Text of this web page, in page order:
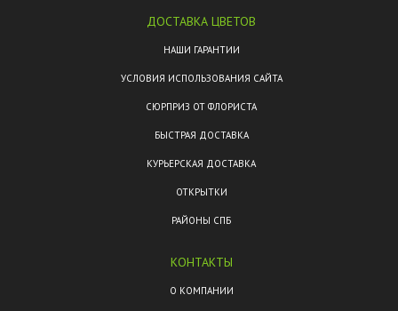
ДОСТАВКА ЦВЕТОВ
НАШИ ГАРАНТИИ
УСЛОВИЯ ИСПОЛЬЗОВАНИЯ САЙТА
СЮРПРИЗ ОТ ФЛОРИСТА
БЫСТРАЯ ДОСТАВКА
КУРЬЕРСКАЯ ДОСТАВКА
ОТКРЫТКИ
РАЙОНЫ СПБ
КОНТАКТЫ
О КОМПАНИИ